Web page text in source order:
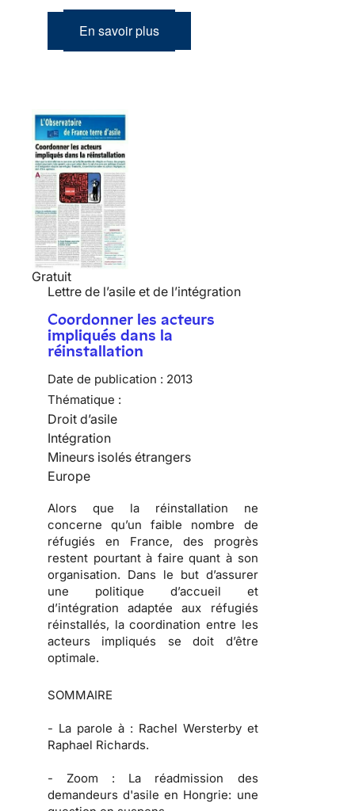
En savoir plus
Gratuit
Lettre de l’asile et de l’intégration
Coordonner les acteurs
impliqués dans la
réinstallation
Date de publication : 2013
Thématique :
Droit d’asile
Intégration
Mineurs isolés étrangers
Europe
Alors que la réinstallation ne
concerne qu’un faible nombre de
réfugiés en France, des progrès
restent pourtant à faire quant à son
organisation. Dans le but d’assurer
une politique d’accueil et
d’intégration adaptée aux réfugiés
réinstallés, la coordination entre les
acteurs impliqués se doit d’être
optimale.
SOMMAIRE
- La parole à : Rachel Wersterby et
Raphael Richards.
-Zoom : La réadmission des
demandeurs d'asile en Hongrie: une